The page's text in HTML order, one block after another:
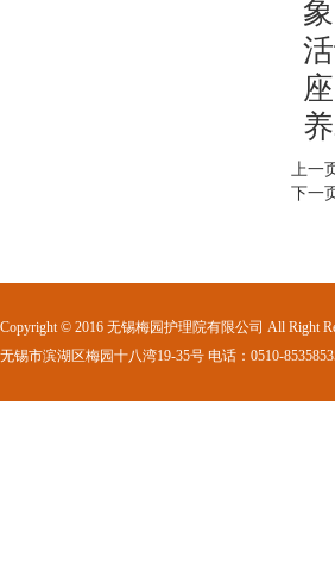
上一
下一
Copyright © 2016 无锡梅园护理院有限公司 All Right
无锡市滨湖区梅园十八湾19-35号 电话：0510-